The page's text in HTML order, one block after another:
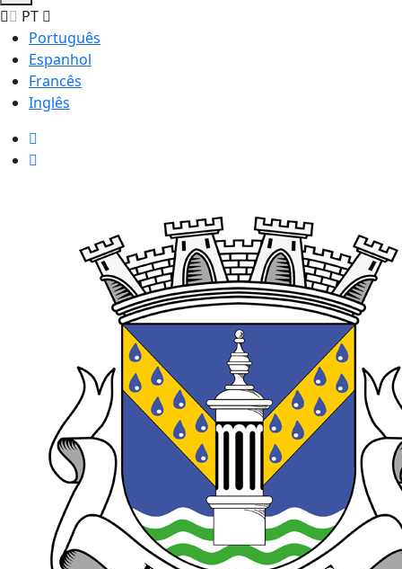
PT
Português
Espanhol
Francês
Inglês